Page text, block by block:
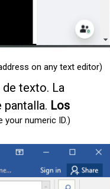
on any text editor)
texto. La
Los
your numeric ID.)